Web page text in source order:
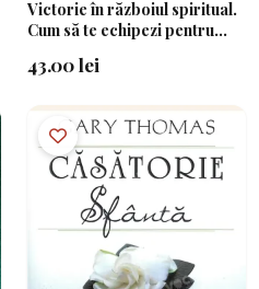
Victorie în războiul spiritual.
Cum să te echipezi pentru
43.00 lei